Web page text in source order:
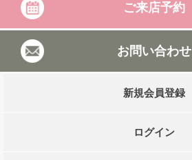
ご来店予約
お問い合わせ
新規会員登録
ログイン